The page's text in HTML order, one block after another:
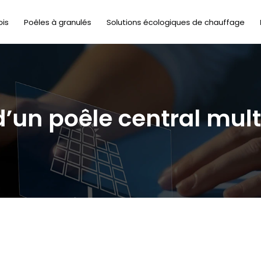
Poêles à granulés Solutions écologiques de chauffage
poêle central